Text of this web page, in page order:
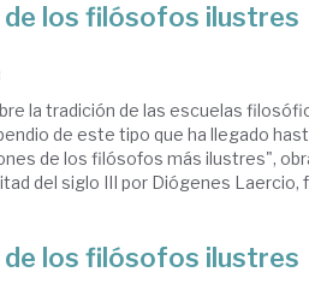
de los filósofos ilustres
la tradición de las escuelas
de este tipo que ha llegado
de los filósofos más ilustres",
del siglo III por Diógenes Laercio,
de los filósofos ilustres